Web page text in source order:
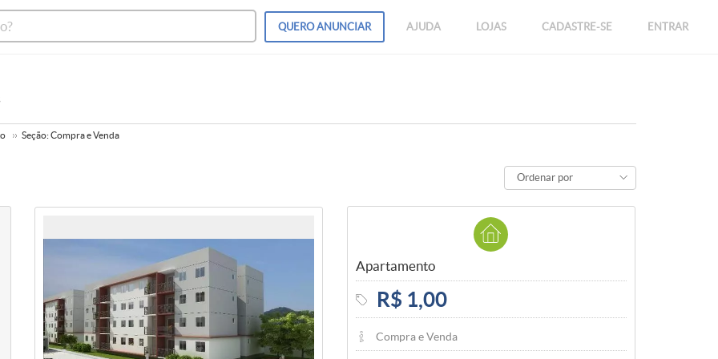
QUEROANUNCIAR AJUDA LOJAS CADASTRE-SE ENTRAR
Seção: Compra e Venda
Ordenar por
Apartamento
R$ 1,00
Compra e Venda